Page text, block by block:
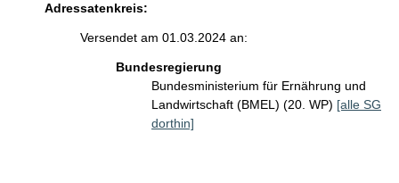
Adressatenkreis:
Versendet am 01.03.2024 an:
Bundesregierung
Bundesministerium für Ernährung und
Landwirtschaft (BMEL) (20. WP) [alle SG
dorthin]